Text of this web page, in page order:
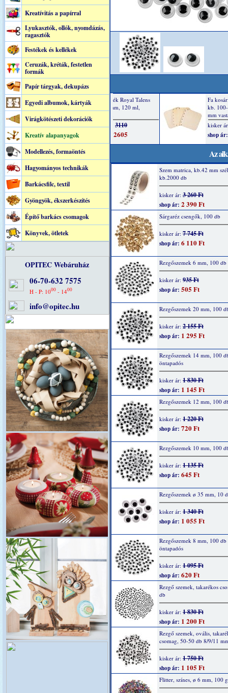
Kreatívitás a papírral
Lyukasztók, ollók, nyomdázás,
ragasztók
Festékek és kellékek
Ceruzák, kréták, festetlen
formák
Papír tárgyak, dekupázs
Egyedi albumok, kártyák
Virágkötészeti dekorációk
Kreatív alapanyagok
Modellezés, formaöntés
Hagyományos technikák
Barkácsfilc, textil
Gyöngyök, ékszerkészítés
Építő barkács csomagok
Könyvek, ötletek
OPITEC Webáruház
06-70-632 7575
H - P: 1000- 1400
info@opitec.hu
Az
Szem matrica, kb.42 mm
kb.2000 db
kisker ár: 3 260 Ft
shop ár: 2 390 Ft
Sárgaréz csengők, 100 db
kisker ár: 7 745 Ft
shop ár: 6 110 Ft
Rezgőszemek 6 mm, 100 db
kisker ár: 935 Ft
shop ár: 505 Ft
Rezgőszemek 20 mm, 100
kisker ár: 2 155 Ft
shop ár: 1 295 Ft
Rezgőszemek 14 mm, 100
öntapadós
kisker ár: 1 830 Ft
shop ár: 1 145 Ft
Rezgőszemek 12 mm, 100
kisker ár: 1 220 Ft
shop ár: 720 Ft
Rezgőszemek 10 mm, 100
kisker ár: 1 135 Ft
shop ár: 645 Ft
Rezgőszemek ø 35 mm, 10
kisker ár: 1 340 Ft
shop ár: 1 055 Ft
Rezgőszemek 8 mm, 100 db
öntapadós
kisker ár: 1 095 Ft
shop ár: 620 Ft
Rezgő szemek, takarékos
db
kisker ár: 1 830 Ft
shop ár: 1 200 Ft
Rezgő szemek, ovális,
csomag, 50-50 db 8/9/11
kisker ár: 1 750 Ft
shop ár: 1 105 Ft
Flitter, színes, ø 6 mm, 100 g